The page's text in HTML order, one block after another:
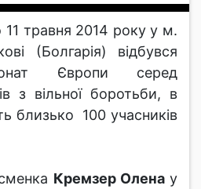
11 травня 2014 року у м.
(Болгарія) відбувся
Європи серед
з вільної боротьби, в
близько 100 учасників
Кремзер Оленау